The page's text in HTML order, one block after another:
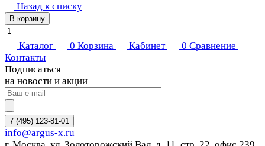
Назад к списку
В корзину
Каталог 0 Корзина Кабинет 0 Сравнение
Контакты
Подписаться
на новости и акции
7 (495) 123-81-01
info@argus-x.ru